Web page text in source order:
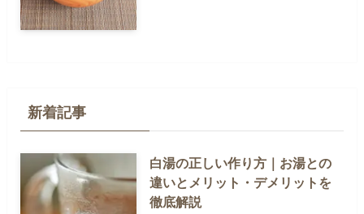
新着記事
白湯の正しい作り方｜お湯との
違いとメリット・デメリットを
徹底解説